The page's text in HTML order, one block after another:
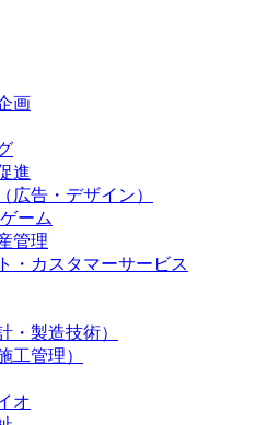
画
進
広告・デザイン）
ーム
管理
・カスタマーサービス
・製造技術）
工管理）
オ